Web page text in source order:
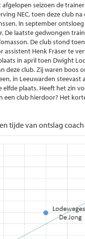
seizoen de
NEC, toen deze club
In september
De laatste gedwongen
De club stond
assistent Henk Fräser te
in april toen Dwight
deze club. Zij waren boos
in Leeuwarden
plaats. Heeft het zin
club hierdoor? Het
tijde van ontslag